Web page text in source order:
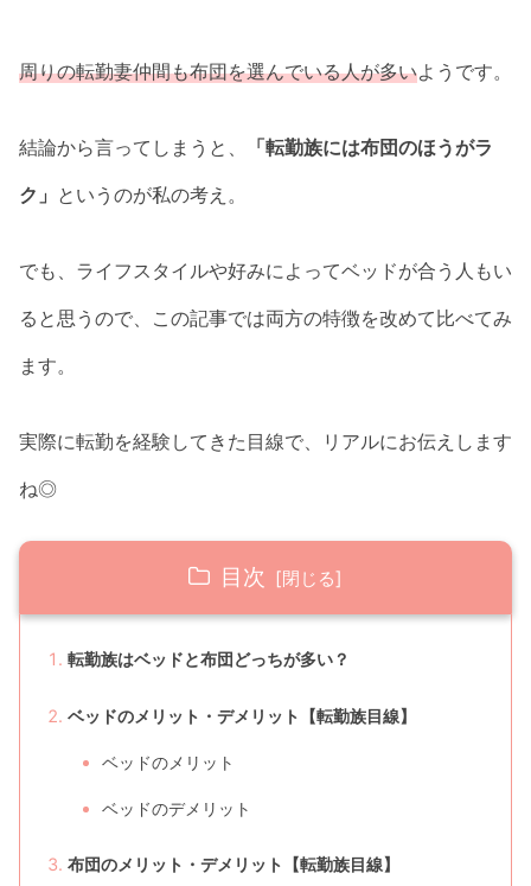
周りの転勤妻仲間も布団を選んでいる人が多いようです。
結論から言ってしまうと、
「転勤族には布団のほうがラ
ク」 というのが私の考え。
でも、ライフスタイルや好みによってベッドが合う人もい
ると思うので、この記事では両方の特徴を改めて比べてみ
ます。
実際に転勤を経験してきた目線で、リアルにお伝えします
ね◎
目次
転勤族はベッドと布団どっちが多い？
ベッドのメリット・デメリット【転勤族目線】
ベッドのメリット
ベッドのデメリット
布団のメリット・デメリット【転勤族目線】